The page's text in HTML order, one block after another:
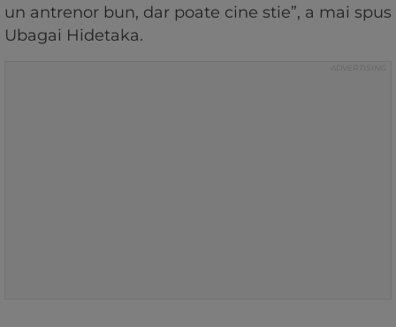
un antrenor bun, dar poate cine stie”, a mai spus
Ubagai Hidetaka.